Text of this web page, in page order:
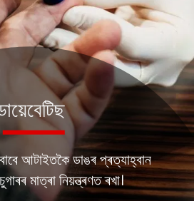
আটাইতকৈ ডাঙৰ প্ৰত্যাহ্বান
মাত্ৰা নিয়ন্ত্ৰণত ৰখা।